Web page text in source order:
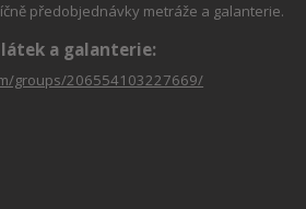
předobjednávky metráže a galanterie.
a galanterie:
groups/206554103227669/